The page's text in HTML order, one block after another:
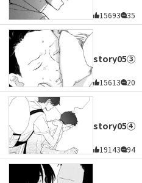
15693 35
story05③
15613 20
story05④
19143 94